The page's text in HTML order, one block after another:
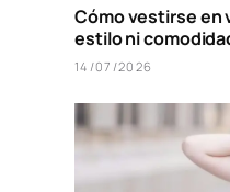
Cómo vestirse en
estilo ni
14/07/2026